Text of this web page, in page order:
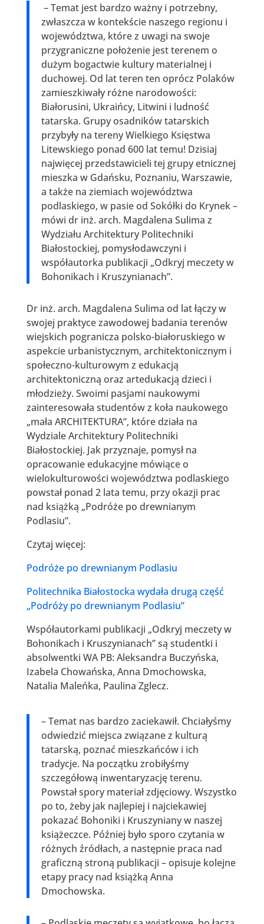
– Temat jest bardzo ważny i potrzebny,
zwłaszcza w kontekście naszego regionu i
województwa, które z uwagi na swoje
przygraniczne położenie jest terenem o
dużym bogactwie kultury materialnej i
duchowej. Od lat teren ten oprócz Polaków
zamieszkiwały różne narodowości:
Białorusini, Ukraińcy, Litwini i ludność
tatarska. Grupy osadników tatarskich
przybyły na tereny Wielkiego Księstwa
Litewskiego ponad 600 lat temu! Dzisiaj
najwięcej przedstawicieli tej grupy etnicznej
mieszka w Gdańsku, Poznaniu, Warszawie,
a także na ziemiach województwa
podlaskiego, w pasie od Sokółki do Krynek –
mówi dr inż. arch. Magdalena Sulima z
Wydziału Architektury Politechniki
Białostockiej, pomysłodawczyni i
współautorka publikacji „Odkryj meczety w
Bohonikach i Kruszynianach”.
Dr inż. arch. Magdalena Sulima od lat łączy w
swojej praktyce zawodowej badania terenów
wiejskich pogranicza polsko-białoruskiego w
aspekcie urbanistycznym, architektonicznym i
społeczno-kulturowym z edukacją
architektoniczną oraz artedukacją dzieci i
młodzieży. Swoimi pasjami naukowymi
zainteresowała studentów z koła naukowego
„mała ARCHITEKTURA”, które działa na
Wydziale Architektury Politechniki
Białostockiej. Jak przyznaje, pomysł na
opracowanie edukacyjne mówiące o
wielokulturowości województwa podlaskiego
powstał ponad 2 lata temu, przy okazji prac
nad książką „Podróże po drewnianym
Podlasiu”.
Czytaj więcej:
Podróże po drewnianym Podlasiu
Politechnika Białostocka wydała drugą część
„Podróży po drewnianym Podlasiu”
Współautorkami publikacji „Odkryj meczety w
Bohonikach i Kruszynianach” są studentki i
absolwentki WA PB: Aleksandra Buczyńska,
Izabela Chowańska, Anna Dmochowska,
Natalia Maleńka, Paulina Zglecz.
– Temat nas bardzo zaciekawił. Chciałyśmy
odwiedzić miejsca związane z kulturą
tatarską, poznać mieszkańców i ich
tradycje. Na początku zrobiłyśmy
szczegółową inwentaryzację terenu.
Powstał spory materiał zdjęciowy. Wszystko
po to, żeby jak najlepiej i najciekawiej
pokazać Bohoniki i Kruszyniany w naszej
książeczce. Później było sporo czytania w
różnych źródłach, a następnie praca nad
graficzną stroną publikacji – opisuje kolejne
etapy pracy nad książką Anna
Dmochowska.